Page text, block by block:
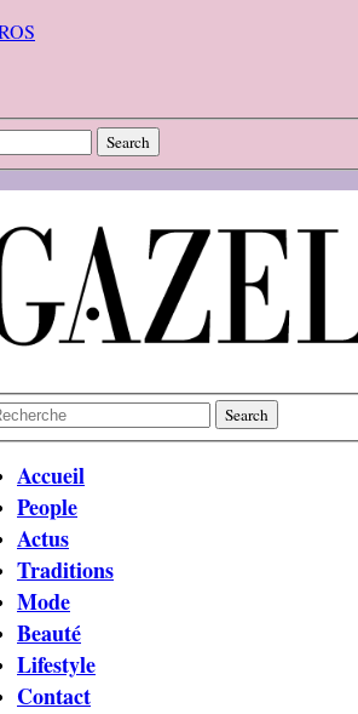
Accueil
People
Actus
Traditions
Mode
Beauté
Lifestyle
Contact